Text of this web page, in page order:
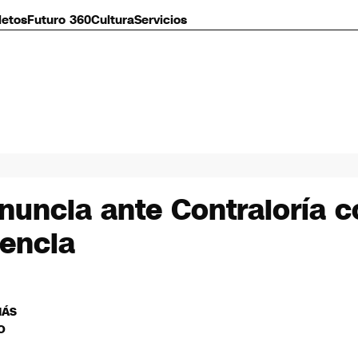
Futuro 360CulturaServicios
ante Contraloría